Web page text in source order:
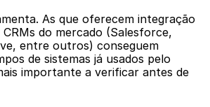
As que oferecem integração
do mercado (Salesforce,
entre outros) conseguem
de sistemas já usados pelo
importante a verificar antes de